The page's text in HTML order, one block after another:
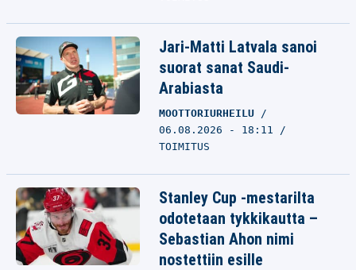
Jari-Matti Latvala sanoi
suorat sanat Saudi-
Arabiasta
MOOTTORIURHEILU
06.08.2026 - 18:11
TOIMITUS
Stanley Cup -mestarilta
odotetaan tykkikautta –
Sebastian Ahon nimi
nostettiin esille